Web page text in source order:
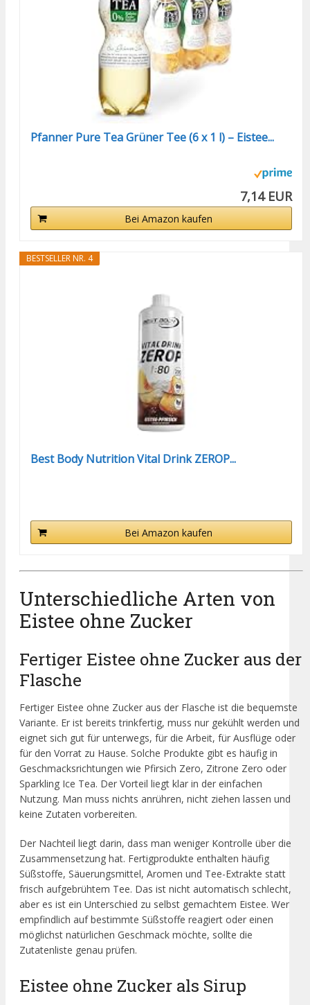
Pfanner Pure Tea Grüner Tee (6 x 1 l) – Eistee...
7,14 EUR
Bei Amazon kaufen
BESTSELLER NR. 4
Best Body Nutrition Vital Drink ZEROP...
Bei Amazon kaufen
Unterschiedliche Arten von
Eistee ohne Zucker
Fertiger Eistee ohne Zucker aus der
Flasche
Fertiger Eistee ohne Zucker aus der Flasche ist die bequemste
Variante. Er ist bereits trinkfertig, muss nur gekühlt werden und
eignet sich gut für unterwegs, für die Arbeit, für Ausflüge oder
für den Vorrat zu Hause. Solche Produkte gibt es häufig in
Geschmacksrichtungen wie Pfirsich Zero, Zitrone Zero oder
Sparkling Ice Tea. Der Vorteil liegt klar in der einfachen
Nutzung. Man muss nichts anrühren, nicht ziehen lassen und
keine Zutaten vorbereiten.
Der Nachteil liegt darin, dass man weniger Kontrolle über die
Zusammensetzung hat. Fertigprodukte enthalten häufig
Süßstoffe, Säuerungsmittel, Aromen und Tee-Extrakte statt
frisch aufgebrühtem Tee. Das ist nicht automatisch schlecht,
aber es ist ein Unterschied zu selbst gemachtem Eistee. Wer
empfindlich auf bestimmte Süßstoffe reagiert oder einen
möglichst natürlichen Geschmack möchte, sollte die
Zutatenliste genau prüfen.
Eistee ohne Zucker als Sirup